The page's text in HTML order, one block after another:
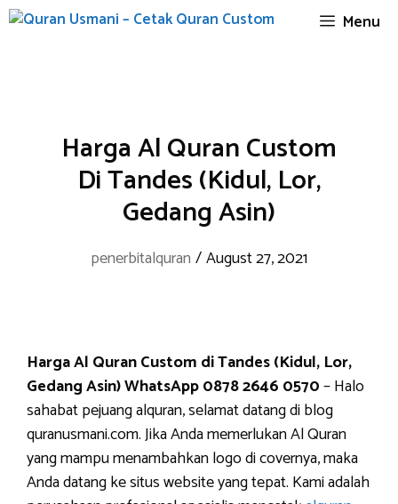
Skip
Menu
Harga Al Quran Custom
Di Tandes (Kidul, Lor,
Gedang Asin)
penerbitalquran /August 27, 2021
Harga Al Quran Custom di Tandes (Kidul, Lor,
Gedang Asin) WhatsApp 0878 2646 0570– Halo
sahabat pejuang alquran, selamat datang di blog
quranusmani.com. Jika Anda memerlukan Al Quran
yang mampu menambahkan logo di covernya, maka
Anda datang ke situs website yang tepat. Kami adalah